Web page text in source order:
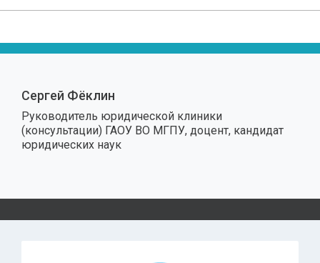
Сергей Фёклин
Руководитель юридической клиники
(консультации) ГАОУ ВО МГПУ, доцент, кандидат
юридических наук